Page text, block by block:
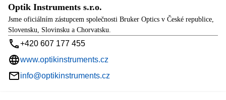
Optik Instruments s.r.o.
Jsme oficiálním zástupcem společnosti Bruker Optics v České republice,
Slovensku, Slovinsku a Chorvatsku.
+420 607 177 455
www.optikinstruments.cz
info@optikinstruments.cz